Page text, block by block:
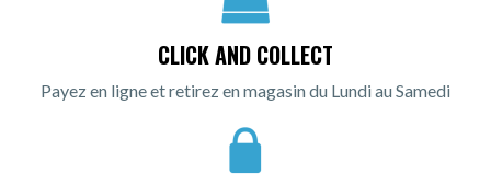
CLICK AND COLLECT
Payez en ligne et retirez en magasin du Lundi au Samedi